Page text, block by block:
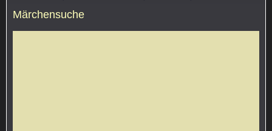
Märchensuche